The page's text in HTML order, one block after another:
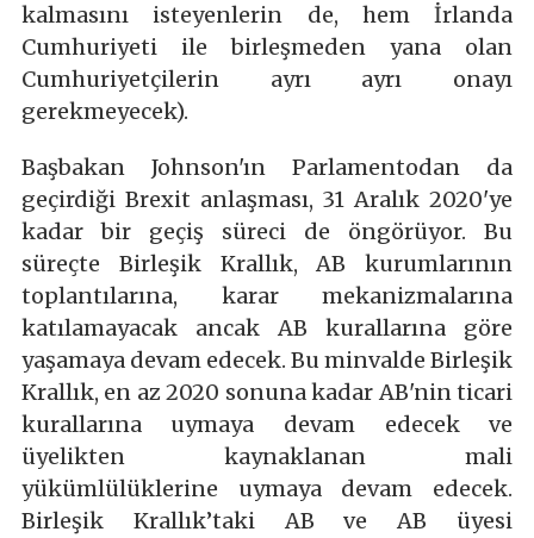
kalmasını isteyenlerin de, hem İrlanda
Cumhuriyeti ile birleşmeden yana olan
Cumhuriyetçilerin ayrı ayrı onayı
gerekmeyecek).
Başbakan Johnson'ın Parlamentodan da
geçirdiği Brexit anlaşması, 31 Aralık 2020'ye
kadar bir geçiş süreci de öngörüyor. Bu
süreçte Birleşik Krallık, AB kurumlarının
toplantılarına, karar mekanizmalarına
katılamayacak ancak AB kurallarına göre
yaşamaya devam edecek. Bu minvalde Birleşik
Krallık, en az 2020 sonuna kadar AB'nin ticari
kurallarına uymaya devam edecek ve
üyelikten kaynaklanan mali
yükümlülüklerine uymaya devam edecek.
Birleşik Krallık’taki AB ve AB üyesi